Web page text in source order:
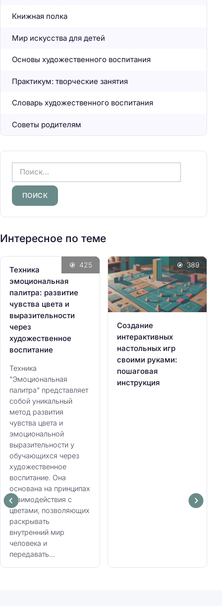
Книжная полка
Мир искусства для детей
Основы художественного воспитания
Практикум: творческие занятия
Словарь художественного воспитания
Советы родителям
а
й
т
и
Интересное по теме
Техника
эмоциональная
палитра: развитие
чувства цвета и
выразительности
через
художественное
воспитание
Техника
"Эмоциональная
палитра" представляет
собой уникальный
метод развития
чувства цвета и
эмоциональной
выразительности у
обучающихся через
художественное
воспитание. Она
основана на принципах
взаимодействия с
цветами, позволяющих
раскрывать
внутренний мир
человека и
передавать...
425
Создание
интерактивных
настольных игр
своими руками:
пошаговая
инструкция
389